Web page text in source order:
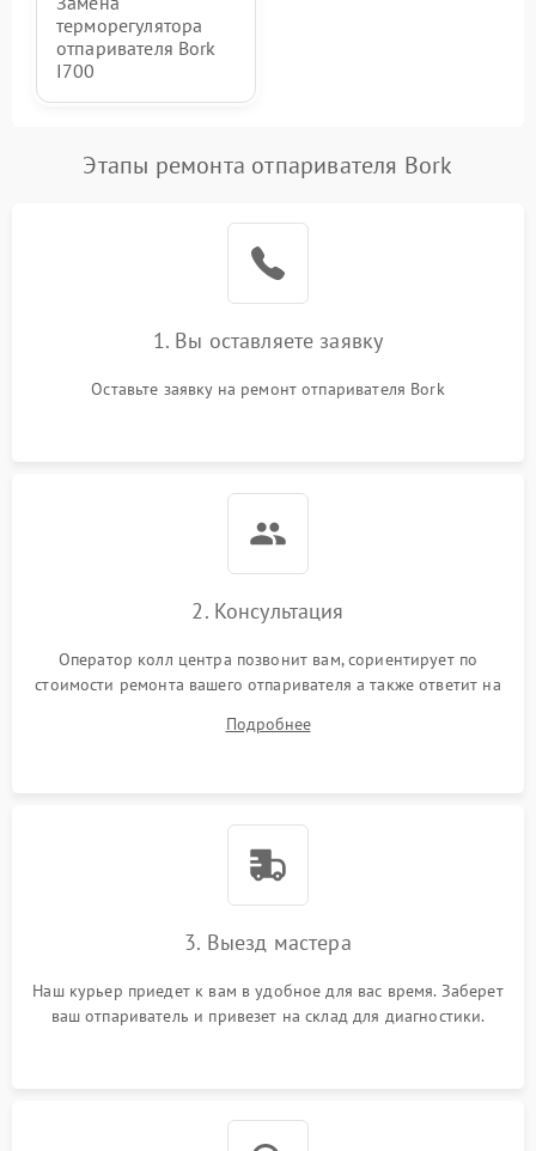
терморегулятора
отпаривателя Bork
I700
Этапы ремонта отпаривателя Bork
1. Вы оставляете заявку
Оставьте заявку на ремонт отпаривателя Bork
2. Консультация
Оператор колл центра позвонит вам, сориентирует по
стоимости ремонта вашего отпаривателя а также ответит на
Подробнее
3. Выезд мастера
Наш курьер приедет к вам в удобное для вас время. Заберет
ваш отпариватель и привезет на склад для диагностики.